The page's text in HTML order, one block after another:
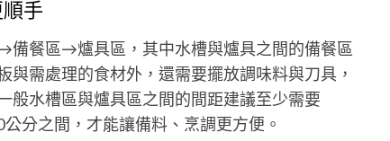
手
備餐區→爐具區，其中水槽與爐具之間的備餐區
與需處理的食材外，還需要擺放調味料與刀具，
般水槽區與爐具區之間的間距建議至少需要
分之間，才能讓備料、烹調更方便。